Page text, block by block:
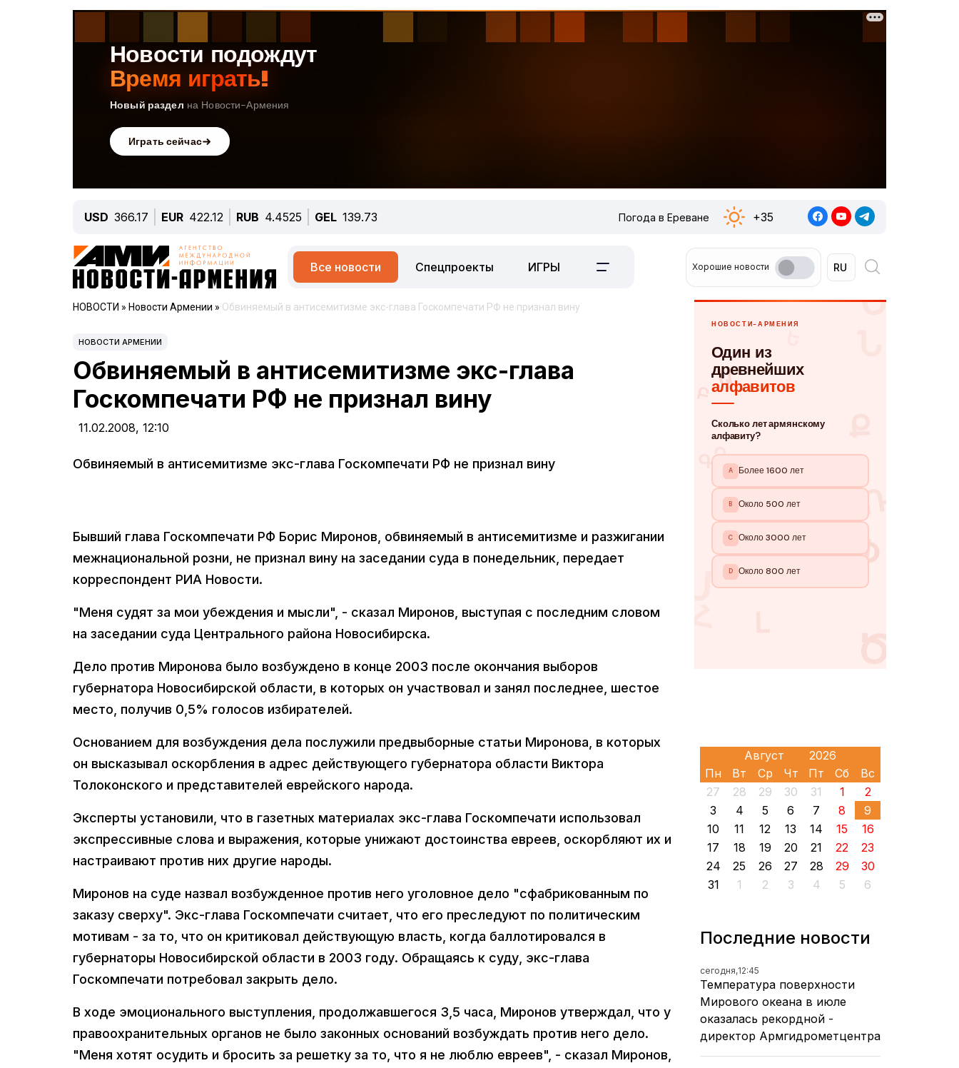
USD 366.17 EUR 422.12 RUB 4.4525 GEL 139.73 Погода в Ереване +35
Все новости Спецпроекты ИГРЫ Хорошие новости
НОВОСТИ » Новости Армении » Обвиняемый в антисемитизме экс-глава Госкомпечати РФ не признал вину
НОВОСТИ АРМЕНИИ
Обвиняемый в антисемитизме экс-глава
Госкомпечати РФ не признал вину
11.02.2008, 12:10
Обвиняемый в антисемитизме экс-глава Госкомпечати РФ не признал вину
Бывший глава Госкомпечати РФ Борис Миронов, обвиняемый в антисемитизме и разжигании
межнациональной розни, не признал вину на заседании суда в понедельник, передает
корреспондент РИА Новости.
"Меня судят за мои убеждения и мысли", - сказал Миронов, выступая с последним словом
на заседании суда Центрального района Новосибирска.
Дело против Миронова было возбуждено в конце 2003 после окончания выборов
губернатора Новосибирской области, в которых он участвовал и занял последнее, шестое
место, получив 0,5% голосов избирателей.
Основанием для возбуждения дела послужили предвыборные статьи Миронова, в которых
он высказывал оскорбления в адрес действующего губернатора области Виктора
Толоконского и представителей еврейского народа.
Эксперты установили, что в газетных материалах экс-глава Госкомпечати использовал
экспрессивные слова и выражения, которые унижают достоинства евреев, оскорбляют их и
настраивают против них другие народы.
Миронов на суде назвал возбужденное против него уголовное дело "сфабрикованным по
заказу сверху". Экс-глава Госкомпечати считает, что его преследуют по политическим
мотивам - за то, что он критиковал действующую власть, когда баллотировался в
губернаторы Новосибирской области в 2003 году. Обращаясь к суду, экс-глава
Госкомпечати потребовал закрыть дело.
В ходе эмоционального выступления, продолжавшегося 3,5 часа, Миронов утверждал, что у
правоохранительных органов не было законных оснований возбуждать против него дело.
"Меня хотят осудить и бросить за решетку за то, что я не люблю евреев", - сказал Миронов,
Пн Вт Ср Чт Пт Сб
Вс
27
28 29 30 31 1
2
3
4 5 6 7 8
9
10
11 12 13 14 15
16
17
18 19 20 21 22
23
24
25 26 27 28 29
30
31
1 2 3 4 5 6
Последние новости
сегодня,12:45
Температура поверхности
Мирового океана в июле
оказалась рекордной -
директор Армгидрометцентра